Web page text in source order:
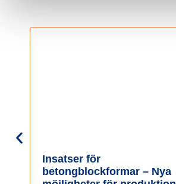
Insatser för
betongblockformar – Nya